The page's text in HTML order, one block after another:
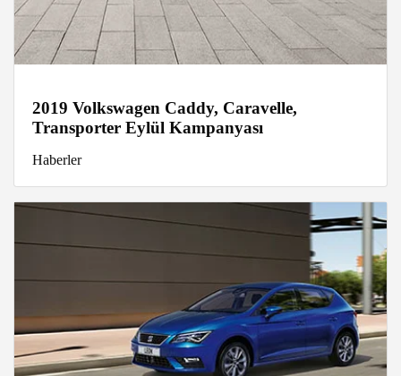
2019 Volkswagen Caddy, Caravelle,
Transporter Eylül Kampanyası
Haberler